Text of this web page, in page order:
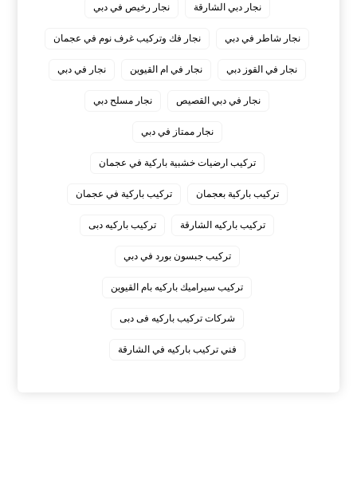
نجار دبي الشارقة نجار رخيص في دبي
نجار شاطر في دبي نجار فك وتركيب غرف نوم في عجمان
نجار في القوز دبي نجار في ام القيوين نجار في دبي
نجار في دبي القصيص نجار مسلح دبي
نجار ممتاز في دبي
‏تركيب ارضيات خشبية باركية في عجمان
‏تركيب باركية بعجمان ‏تركيب باركية في عجمان
‏تركيب باركيه الشارقة ‏تركيب باركيه دبى
‏تركيب جبسون بورد في دبي
‏تركيب سيراميك باركيه بام القيوين
‏شركات تركيب باركيه فى دبى
‏فني تركيب باركيه في الشارقة